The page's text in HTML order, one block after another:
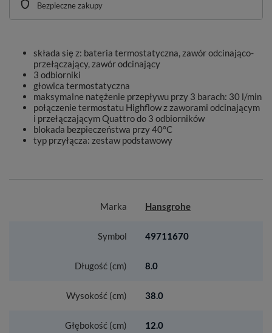
Bezpieczne zakupy
składa się z: bateria termostatyczna, zawór odcinająco-
przełączający, zawór odcinający
3 odbiorniki
głowica termostatyczna
maksymalne natężenie przepływu przy 3 barach: 30 l/min
połączenie termostatu Highflow z zaworami odcinającym
i przełączającym Quattro do 3 odbiorników
blokada bezpieczeństwa przy 40°C
typ przyłącza: zestaw podstawowy
Marka Hansgrohe
Symbol 49711670
Długość (cm) 8.0
Wysokość (cm) 38.0
Głębokość (cm) 12.0